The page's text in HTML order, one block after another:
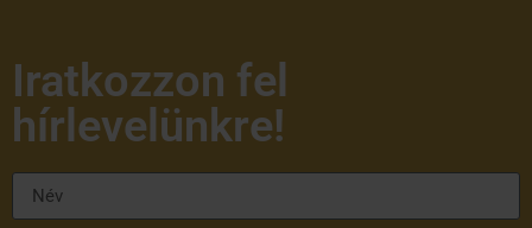
Iratkozzon fel
hírlevelünkre!